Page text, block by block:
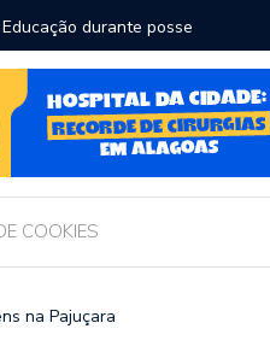
Câmara
COOKIES
na Pajuçara